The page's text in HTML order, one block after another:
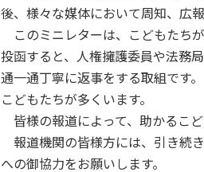
後、様々な媒体において周知、広
このミニレターは、こどもたち
投函すると、人権擁護委員や法務
通一通丁寧に返事をする取組です
こどもたちが多くいます。
皆様の報道によって、助かるこ
報道機関の皆様方には、引き続
への御協力をお願いします。